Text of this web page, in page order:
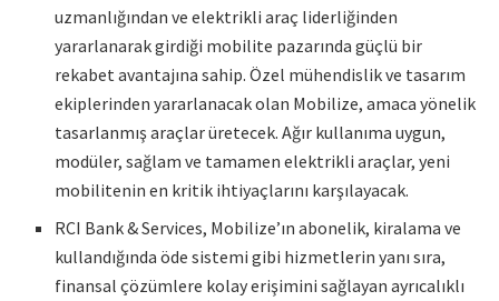
uzmanlığından ve elektrikli araç liderliğinden
yararlanarak girdiği mobilite pazarında güçlü bir
rekabet avantajına sahip. Özel mühendislik ve tasarım
ekiplerinden yararlanacak olan Mobilize, amaca yönelik
tasarlanmış araçlar üretecek. Ağır kullanıma uygun,
modüler, sağlam ve tamamen elektrikli araçlar, yeni
mobilitenin en kritik ihtiyaçlarını karşılayacak.
RCI Bank & Services, Mobilize’ın abonelik, kiralama ve
kullandığında öde sistemi gibi hizmetlerin yanı sıra,
finansal çözümlere kolay erişimini sağlayan ayrıcalıklı